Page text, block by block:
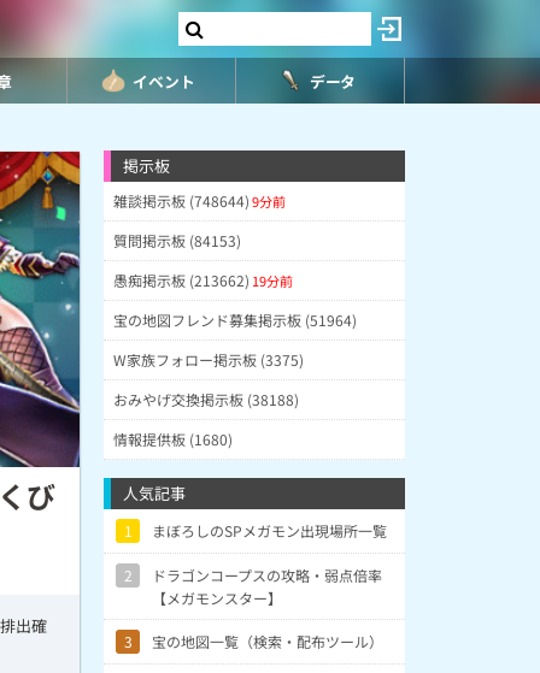
イベント データ
び
出確
掲示板
雑談掲示板 (748644)9分前
質問掲示板 (84153)
愚痴掲示板 (213662) 19分前
宝の地図フレンド募集掲示板 (51964)
W家族フォロー掲示板 (3375)
おみやげ交換掲示板 (38188)
情報提供板 (1680)
人気記事
1 まぼろしのSPメガモン出現場所一覧
2
ドラゴンコープスの攻略・弱点倍率
【メガモンスター】
3 宝の地図一覧（検索・配布ツール）